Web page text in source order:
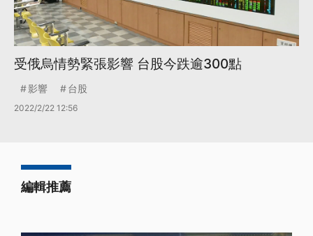
受俄烏情勢緊張影響 台股今跌逾300點
影響 台股
2022/2/22 12:56
編輯推薦